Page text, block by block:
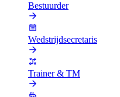
Bestuurder
Wedstrijdsecretaris
Trainer & TM